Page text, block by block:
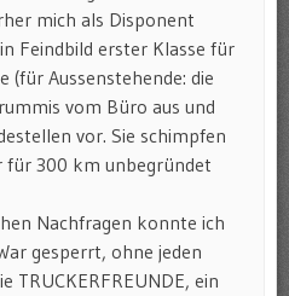
mich als Disponent
Feindbild erster Klasse für
Aussenstehende: die
vom Büro aus und
vor. Sie schimpfen
für 300 km unbegründet
Nachfragen konnte ich
gesperrt, ohne jeden
TRUCKERFREUNDE, ein